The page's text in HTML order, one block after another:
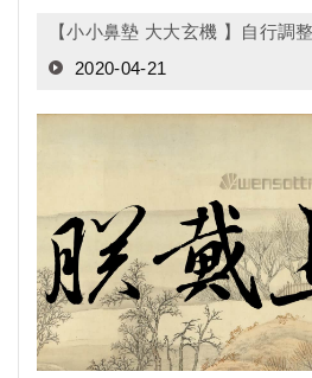
【小小鼻墊 大大玄機 】自行調
2020-04-21